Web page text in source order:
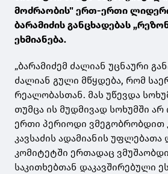
მოძრაობის" ერთ-ერთი
ბარამიძის განცხადებას
ეხმიანება.
„ბარამიძემ ძალიან უცნაური
ძალიან გული მწყდება, რომ
რეალობასთან. მას უწევდა
თუმცა ის მუდმივად სოხუმში არ
ერთი პერიოდი ვმეგობრობდით
კავსაძის ადამიანის უფლებათა
კომიტეტში ერთადაც
საკითხებთან დაკავშირებული